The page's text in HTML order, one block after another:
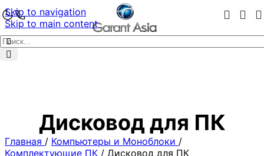
Skip to navigation
Skip to main content
Дисковод для ПК
Главная / Компьютеры и Моноблоки /
Комплектующие ПК / Дисковод для ПК